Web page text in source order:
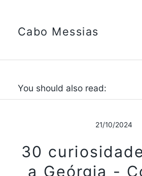
Cabo Messias
You should also read:
21/10/2024
30
a Geórgia -